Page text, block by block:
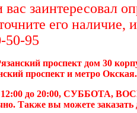
заинтересовал
его
50-95
проспект дом 30
проспект и метро Окская.
12:00 до 20:00, СУББОТА,
Также вы можете